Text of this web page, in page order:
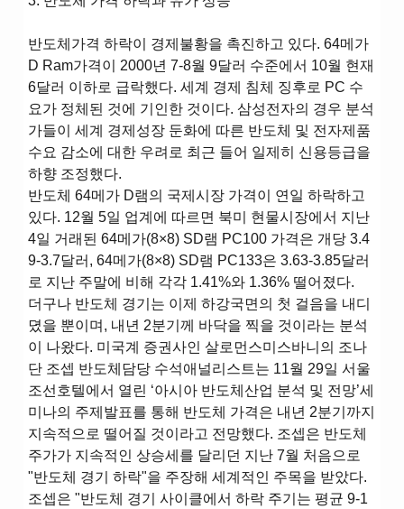
반도체가격 하락이 경제불황을 촉진하고 있다. 64메가
D Ram가격이 2000년 7-8월 9달러 수준에서 10월 현재
6달러 이하로 급락했다. 세계 경제 침체 징후로 PC 수
요가 정체된 것에 기인한 것이다. 삼성전자의 경우 분석
가들이 세계 경제성장 둔화에 따른 반도체 및 전자제품
수요 감소에 대한 우려로 최근 들어 일제히 신용등급을
하향 조정했다.
반도체 64메가 D램의 국제시장 가격이 연일 하락하고
있다. 12월 5일 업계에 따르면 북미 현물시장에서 지난
4일 거래된 64메가(8×8) SD램 PC100 가격은 개당 3.4
9-3.7달러, 64메가(8×8) SD램 PC133은 3.63-3.85달러
로 지난 주말에 비해 각각 1.41%와 1.36% 떨어졌다.
더구나 반도체 경기는 이제 하강국면의 첫 걸음을 내디
뎠을 뿐이며, 내년 2분기께 바닥을 찍을 것이라는 분석
이 나왔다. 미국계 증권사인 살로먼스미스바니의 조나
단 조셉 반도체담당 수석애널리스트는 11월 29일 서울
조선호텔에서 열린 ‘아시아 반도체산업 분석 및 전망’세
미나의 주제발표를 통해 반도체 가격은 내년 2분기까지
지속적으로 떨어질 것이라고 전망했다. 조셉은 반도체
주가가 지속적인 상승세를 달리던 지난 7월 처음으로
"반도체 경기 하락"을 주장해 세계적인 주목을 받았다.
조셉은 "반도체 경기 사이클에서 하락 주기는 평균 9-1